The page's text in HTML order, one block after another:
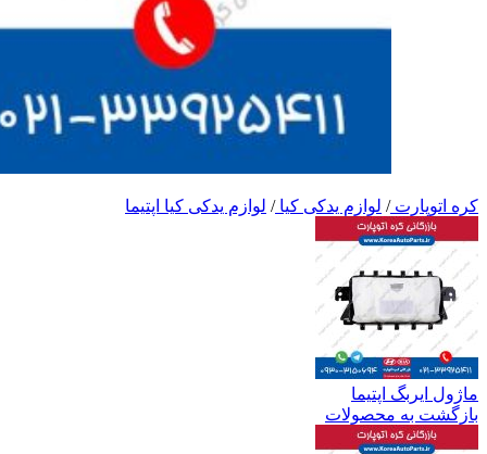
کره اتوپارت/ لوازم یدکی کیا/ لوازم یدکی کیا اپتیما
ماژول ایربگ اپتیما
بازگشت به محصولات